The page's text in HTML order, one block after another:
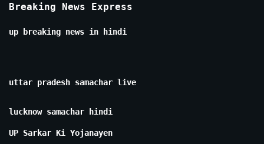
Breaking News Express
up breaking news in hindi
uttar pradesh samachar live
lucknow samachar hindi
UP Sarkar Ki Yojanayen